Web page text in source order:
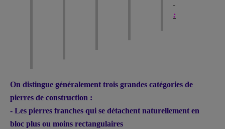
:
On distingue généralement trois grandes catégories de
pierres de construction :
- Les pierres franches qui se détachent naturellement en
bloc plus ou moins rectangulaires